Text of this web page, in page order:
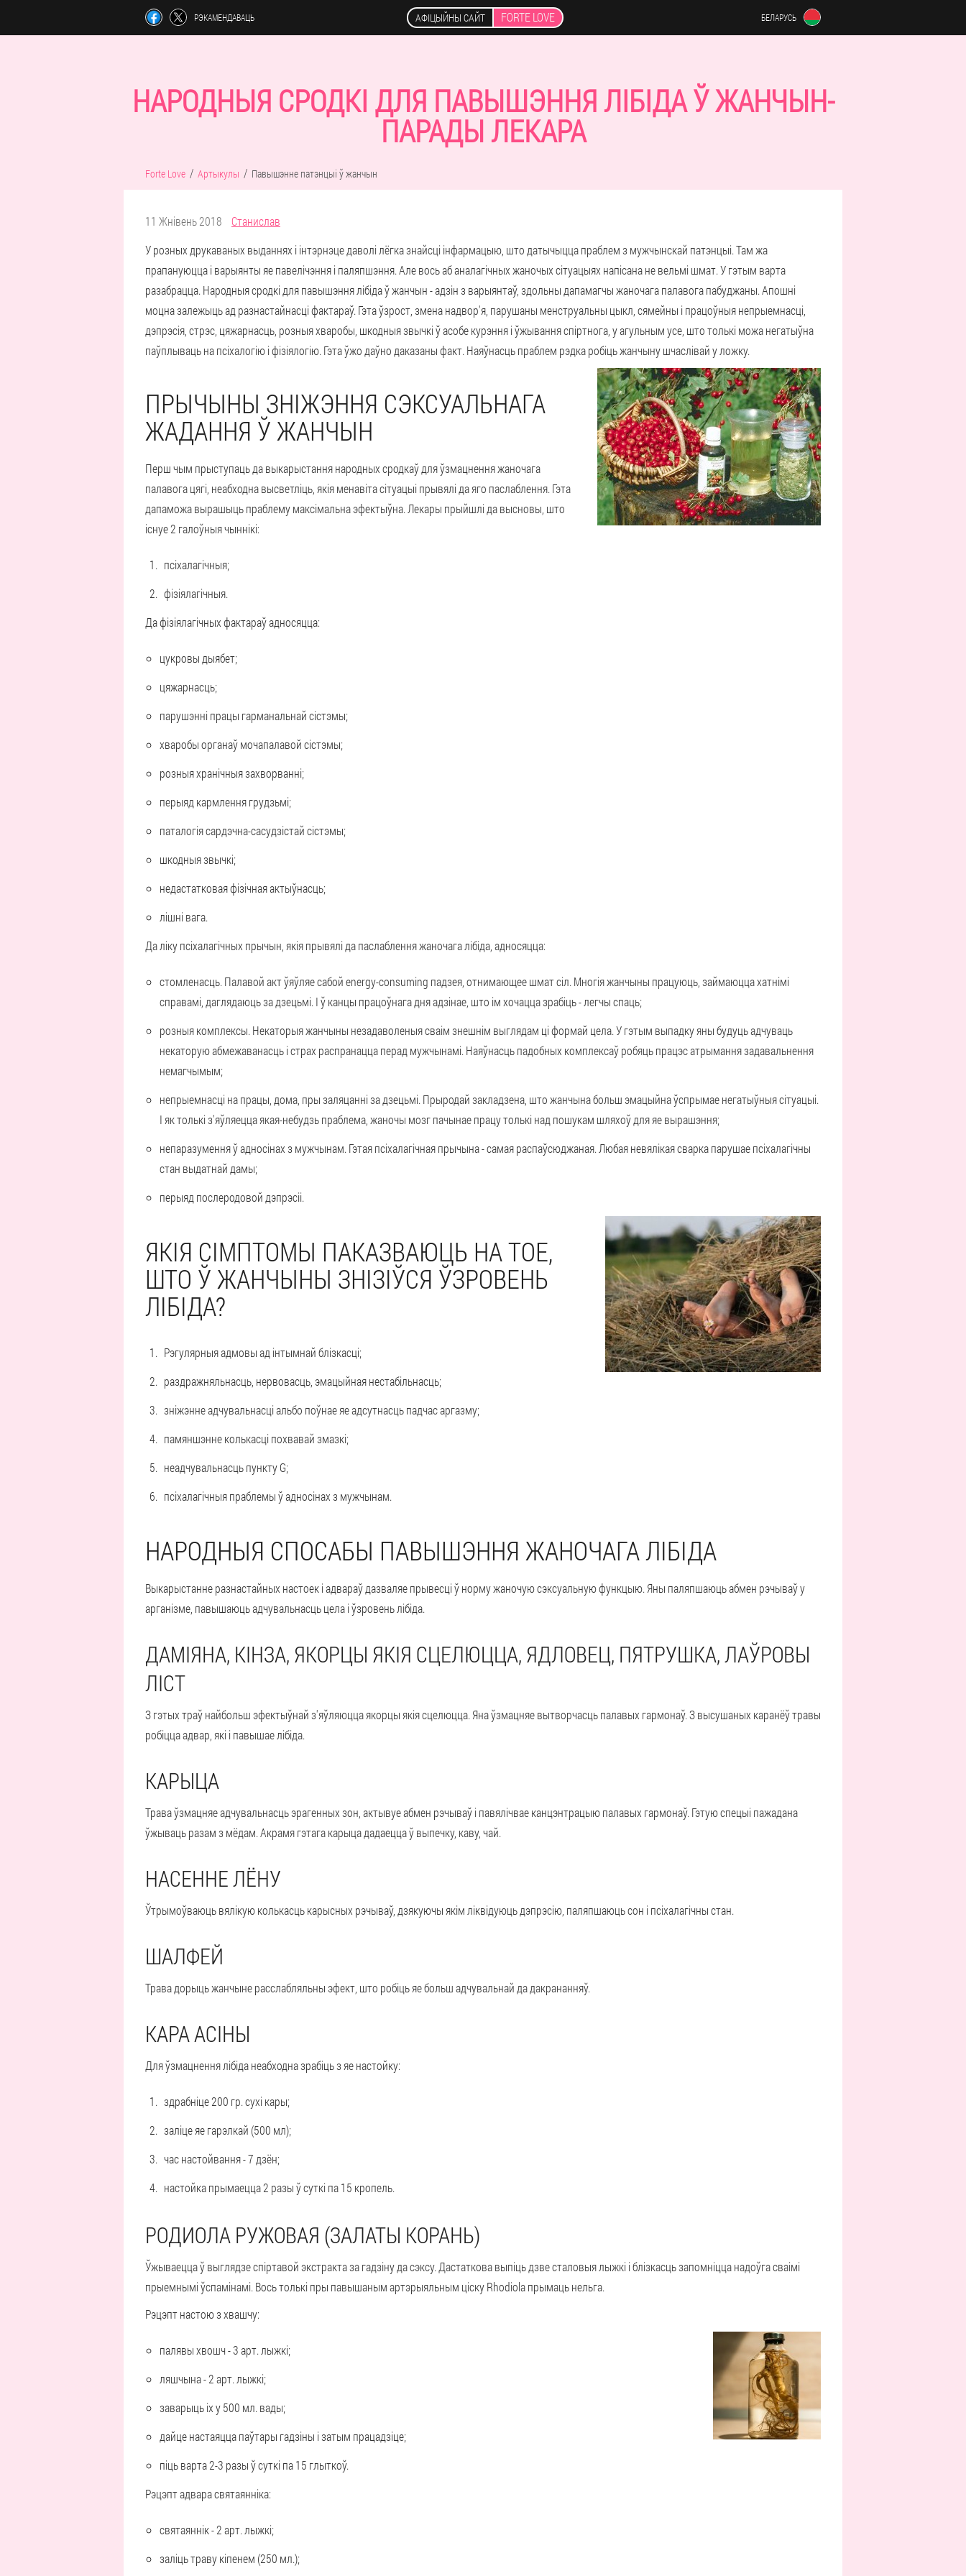
РЭКАМЕНДАВАЦЬ АФІЦЫЙНЫ САЙТ FORTE LOVE БЕЛАРУСЬ
НАРОДНЫЯ СРОДКІ ДЛЯ ПАВЫШЭННЯ ЛІБІДА Ў ЖАНЧЫН-
ПАРАДЫ ЛЕКАРА
Forte Love Артыкулы Павышэнне патэнцыі ў жанчын
11 Жнівень 2018
Станислав
У розных друкаваных выданнях і інтэрнэце даволі лёгка знайсці інфармацыю, што датычыцца праблем з мужчынскай патэнцыі. Там жа
прапануюцца і варыянты яе павелічэння і паляпшэння. Але вось аб аналагічных жаночых сітуацыях напісана не вельмі шмат. У гэтым варта
разабрацца. Народныя сродкі для павышэння лібіда ў жанчын - адзін з варыянтаў, здольны дапамагчы жаночага палавога пабуджаны. Апошні
моцна залежыць ад разнастайнасці фактараў. Гэта ўзрост, змена надвор'я, парушаны менструальны цыкл, сямейны і працоўныя непрыемнасці,
дэпрэсія, стрэс, цяжарнасць, розныя хваробы, шкодныя звычкі ў асобе курэння і ўжывання спіртнога, у агульным усе, што толькі можа негатыўна
паўплываць на псіхалогію і фізіялогію. Гэта ўжо даўно даказаны факт. Наяўнасць праблем рэдка робіць жанчыну шчаслівай у ложку.
ПРЫЧЫНЫ ЗНІЖЭННЯ СЭКСУАЛЬНАГА
ЖАДАННЯ Ў ЖАНЧЫН
Перш чым прыступаць да выкарыстання народных сродкаў для ўзмацнення жаночага
палавога цягі, неабходна высветліць, якія менавіта сітуацыі прывялі да яго паслаблення. Гэта
дапаможа вырашыць праблему максімальна эфектыўна. Лекары прыйшлі да высновы, што
існуе 2 галоўныя чыннікі:
псіхалагічныя;
фізіялагічныя.
Да фізіялагічных фактараў адносяцца:
цукровы дыябет;
цяжарнасць;
парушэнні працы гарманальнай сістэмы;
хваробы органаў мочапалавой сістэмы;
розныя хранічныя захворванні;
перыяд кармлення грудзьмі;
паталогія сардэчна-сасудзістай сістэмы;
шкодныя звычкі;
недастатковая фізічная актыўнасць;
лішні вага.
Да ліку псіхалагічных прычын, якія прывялі да паслаблення жаночага лібіда, адносяцца:
стомленасць. Палавой акт ўяўляе сабой energy-consuming падзея, отнимающее шмат сіл. Многія жанчыны працуюць, займаюцца хатнімі
справамі, даглядаюць за дзецьмі. І ў канцы працоўнага дня адзінае, што ім хочацца зрабіць - легчы спаць;
розныя комплексы. Некаторыя жанчыны незадаволеныя сваім знешнім выглядам ці формай цела. У гэтым выпадку яны будуць адчуваць
некаторую абмежаванасць і страх распранацца перад мужчынамі. Наяўнасць падобных комплексаў робяць працэс атрымання задавальнення
немагчымым;
непрыемнасці на працы, дома, пры заляцанні за дзецьмі. Прыродай закладзена, што жанчына больш эмацыйна ўспрымае негатыўныя сітуацыі.
І як толькі з'яўляецца якая-небудзь праблема, жаночы мозг пачынае працу толькі над пошукам шляхоў для яе вырашэння;
непаразумення ў адносінах з мужчынам. Гэтая псіхалагічная прычына - самая распаўсюджаная. Любая невялікая сварка парушае псіхалагічны
стан выдатнай дамы;
перыяд послеродовой дэпрэсіі.
ЯКІЯ СІМПТОМЫ ПАКАЗВАЮЦЬ НА ТОЕ,
ШТО Ў ЖАНЧЫНЫ ЗНІЗІЎСЯ ЎЗРОВЕНЬ
ЛІБІДА?
Рэгулярныя адмовы ад інтымнай блізкасці;
раздражняльнасць, нервовасць, эмацыйная нестабільнасць;
зніжэнне адчувальнасці альбо поўнае яе адсутнасць падчас аргазму;
памяншэнне колькасці похвавай змазкі;
неадчувальнасць пункту G;
псіхалагічныя праблемы ў адносінах з мужчынам.
НАРОДНЫЯ СПОСАБЫ ПАВЫШЭННЯ ЖАНОЧАГА ЛІБІДА
Выкарыстанне разнастайных настоек і адвараў дазваляе прывесці ў норму жаночую сэксуальную функцыю. Яны паляпшаюць абмен рэчываў у
арганізме, павышаюць адчувальнасць цела і ўзровень лібіда.
ДАМІЯНА, КІНЗА, ЯКОРЦЫ ЯКІЯ СЦЕЛЮЦЦА, ЯДЛОВЕЦ, ПЯТРУШКА, ЛАЎРОВЫ
ЛІСТ
З гэтых траў найбольш эфектыўнай з'яўляюцца якорцы якія сцелюцца. Яна ўзмацняе вытворчасць палавых гармонаў. З высушаных каранёў травы
робіцца адвар, які і павышае лібіда.
КАРЫЦА
Трава ўзмацняе адчувальнасць эрагенных зон, актывуе абмен рэчываў і павялічвае канцэнтрацыю палавых гармонаў. Гэтую спецыі пажадана
ўжываць разам з мёдам. Акрамя гэтага карыца дадаецца ў выпечку, каву, чай.
НАСЕННЕ ЛЁНУ
Ўтрымоўваюць вялікую колькасць карысных рэчываў, дзякуючы якім ліквідуюць дэпрэсію, паляпшаюць сон і псіхалагічны стан.
ШАЛФЕЙ
Трава дорыць жанчыне расслабляльны эфект, што робіць яе больш адчувальнай да дакрананняў.
КАРА АСІНЫ
Для ўзмацнення лібіда неабходна зрабіць з яе настойку:
здрабніце 200 гр. сухі кары;
заліце яе гарэлкай (500 мл);
час настойвання - 7 дзён;
настойка прымаецца 2 разы ў суткі па 15 кропель.
РОДИОЛА РУЖОВАЯ (ЗАЛАТЫ КОРАНЬ)
Ўжываецца ў выглядзе спіртавой экстракта за гадзіну да сэксу. Дастаткова выпіць дзве сталовыя лыжкі і блізкасць запомніцца надоўга сваімі
прыемнымі ўспамінамі. Вось толькі пры павышаным артэрыяльным ціску Rhodiola прымаць нельга.
Рэцэпт настою з хвашчу:
палявы хвошч - 3 арт. лыжкі;
ляшчына - 2 арт. лыжкі;
заварыць іх у 500 мл. вады;
дайце настаяцца паўтары гадзіны і затым працадзіце;
піць варта 2-3 разы ў суткі па 15 глыткоў.
Рэцэпт адвара святаянніка:
святаяннік - 2 арт. лыжкі;
заліць траву кіпенем (250 мл.);